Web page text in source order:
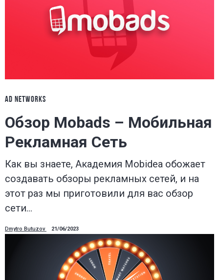
AD NETWORKS
Обзор Mobads – Мобильная
Рекламная Сеть
Как вы знаете, Академия Mobidea обожает
создавать обзоры рекламных сетей, и на
этот раз мы приготовили для вас обзор
сети…
Dmytro Butuzov 21/06/2023